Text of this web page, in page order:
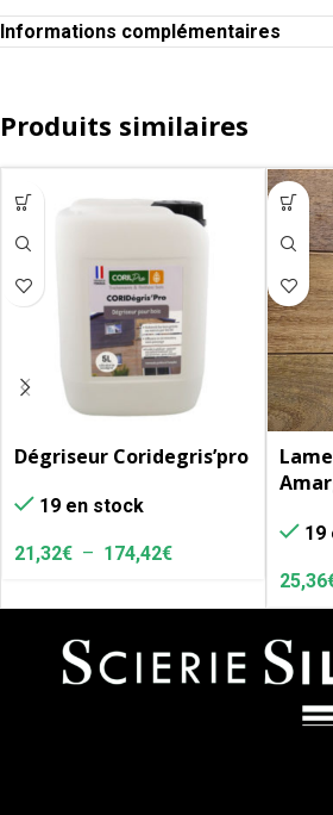
Informations complémentaires
Produits similaires
Dégriseur Coridegris’pro
19 en stock
21,32€ – 174,42€
19
25,36